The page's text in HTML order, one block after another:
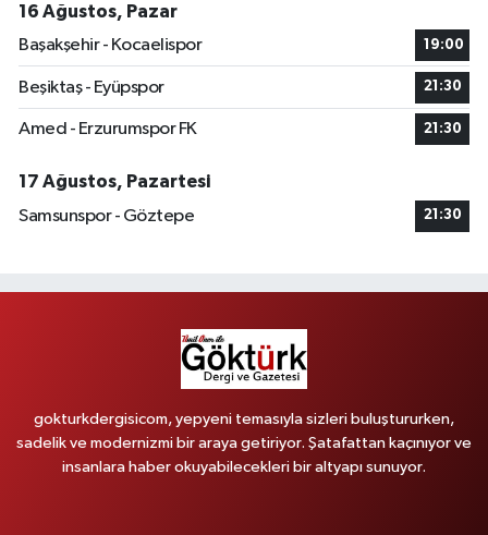
16 Ağustos, Pazar
Başakşehir - Kocaelispor
19:00
Beşiktaş - Eyüpspor 21:30
Amed - Erzurumspor FK 21:30
17 Ağustos, Pazartesi
Samsunspor - Göztepe
21:30
gokturkdergisicom, yepyeni temasıyla sizleri buluştururken,
sadelik ve modernizmi bir araya getiriyor. Şatafattan kaçınıyor ve
insanlara haber okuyabilecekleri bir altyapı sunuyor.